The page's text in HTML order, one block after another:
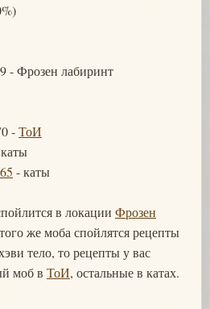
- Фрозен лабиринт
-ТоИ
- каты
в локации Фрозен
же моба спойлятся рецепты
тело, то рецепты у вас
моб в ТоИ, остальные в катах.